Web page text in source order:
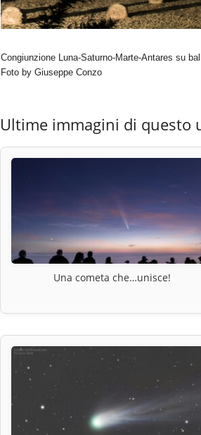
Congiunzione Luna-Saturno-Marte-Antares su
Foto by Giuseppe Conzo
Ultime immagini di questo
Una cometa che…unisce!